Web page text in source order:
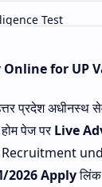
Test
for UP
प्रदेश अधीनस्थ
पेज परLive
2026 Apply